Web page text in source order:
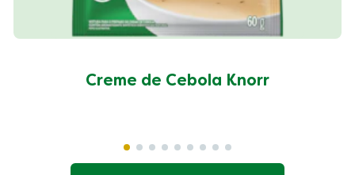
Creme de Cebola Knorr